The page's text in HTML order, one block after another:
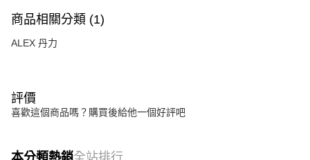
商品相關分類 (1)
ALEX 丹力
評價
喜歡這個商品嗎？購買後給他一個好評吧
本分類熱銷全站排行